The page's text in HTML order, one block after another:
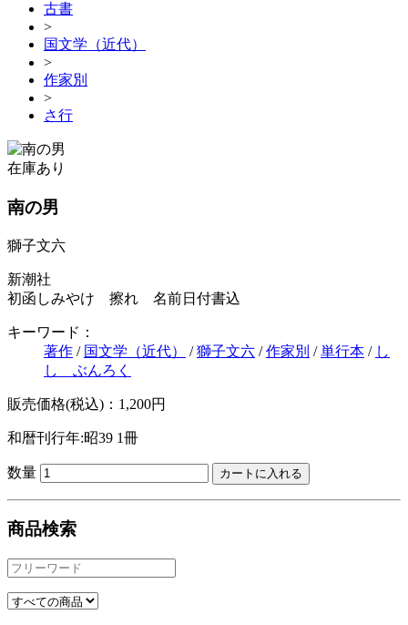
古書
>
国文学（近代）
>
作家別
>
さ行
在庫あり
南の男
獅子文六
新潮社
初函しみやけ 擦れ 名前日付書込
キーワード：
著作 / 国文学（近代） /獅子文六 /作家別 /単行本 / し
し ぶんろく
販売価格(税込)：1,200円
和暦刊行年:昭39 1冊
数量
商品検索